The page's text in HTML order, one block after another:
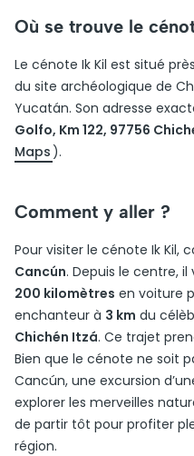
Où se trouve le
Le cénote Ik Kil est situé
du site archéologique de
Yucatán. Son adresse
Golfo, Km 122, 97756
Maps ).
Comment y aller ?
Pour visiter le cénote Ik Kil,
Cancún. Depuis le centre,
200 kilomètres en voiture
enchanteur à 3 km du
Chichén Itzá. Ce trajet
Bien que le cénote ne soit
Cancún, une excursion
explorer les merveilles
de partir tôt pour profiter
région.